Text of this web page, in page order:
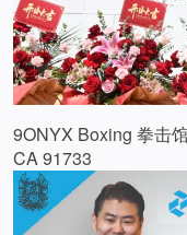
9ONYX Boxing 拳击
CA 91733